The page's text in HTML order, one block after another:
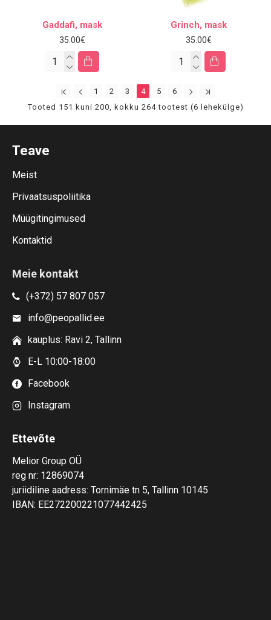
Gaddafi, mask
35.00€
Grinch, mask
35.00€
1 2 3 4 5
6
Tooted 151 kuni 200, kokku 264 tootest (6 lehekülge)
Teave
Meist
Privaatsuspoliitika
Müügitingimused
Kontaktid
Meie kontakt
(+372) 57 807 057
info@peopallid.ee
kauplus: Ravi 2, Tallinn
E-L 10:00-18:00
Facebook
Instagram
Ettevõte
Melior Group OÜ
reg nr: 12869074
juriidiline aadress: Tornimäe tn 5, Tallinn 10145
IBAN: EE272200221077442425